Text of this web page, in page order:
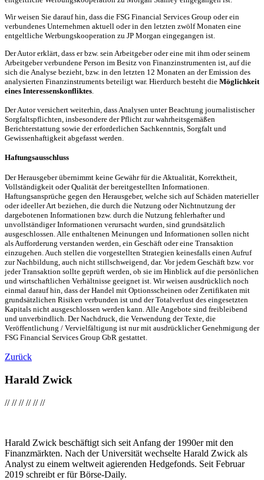
Wir weisen Sie darauf hin, dass die FSG Financial Services Group oder ein
verbundenes Unternehmen aktuell oder in den letzten zwölf Monaten eine
entgeltliche Werbungskooperation zu JP Morgan eingegangen ist.
Der Autor erklärt, dass er bzw. sein Arbeitgeber oder eine mit ihm oder seinem
Arbeitgeber verbundene Person im Besitz von Finanzinstrumenten ist, auf die
sich die Analyse bezieht, bzw. in den letzten 12 Monaten an der Emission des
analysierten Finanzinstruments beteiligt war. Hierdurch besteht die Möglichkeit
eines Interessenskonfliktes
Der Autor versichert weiterhin, dass Analysen unter Beachtung journalistischer
Sorgfaltspflichten, insbesondere der Pflicht zur wahrheitsgemäßen
Berichterstattung sowie der erforderlichen Sachkenntnis, Sorgfalt und
Gewissenhaftigkeit abgefasst werden.
Haftungsausschluss
Der Herausgeber übernimmt keine Gewähr für die Aktualität, Korrektheit,
Vollständigkeit oder Qualität der bereitgestellten Informationen.
Haftungsansprüche gegen den Herausgeber, welche sich auf Schäden materieller
oder ideeller Art beziehen, die durch die Nutzung oder Nichtnutzung der
dargebotenen Informationen bzw. durch die Nutzung fehlerhafter und
unvollständiger Informationen verursacht wurden, sind grundsätzlich
ausgeschlossen. Alle enthaltenen Meinungen und Informationen sollen nicht
als Aufforderung verstanden werden, ein Geschäft oder eine Transaktion
einzugehen. Auch stellen die vorgestellten Strategien keinesfalls einen Aufruf
zur Nachbildung, auch nicht stillschweigend, dar. Vor jedem Geschäft bzw. vor
jeder Transaktion sollte geprüft werden, ob sie im Hinblick auf die persönlichen
und wirtschaftlichen Verhältnisse geeignet ist. Wir weisen ausdrücklich noch
einmal darauf hin, dass der Handel mit Optionsscheinen oder Zertifikaten mit
grundsätzlichen Risiken verbunden ist und der Totalverlust des eingesetzten
Kapitals nicht ausgeschlossen werden kann. Alle Angebote sind freibleibend
und unverbindlich. Der Nachdruck, die Verwendung der Texte, die
Veröffentlichung / Vervielfältigung ist nur mit ausdrücklicher Genehmigung der
FSG Financial Services Group GbR gestattet.
Zurück
Harald Zwick
////////////
Harald Zwick beschäftigt sich seit Anfang der 1990er mit den
Finanzmärkten. Nach der Universität wechselte Harald Zwick als
Analyst zu einem weltweit agierenden Hedgefonds. Seit Februar
2019 schreibt er für Börse-Daily.